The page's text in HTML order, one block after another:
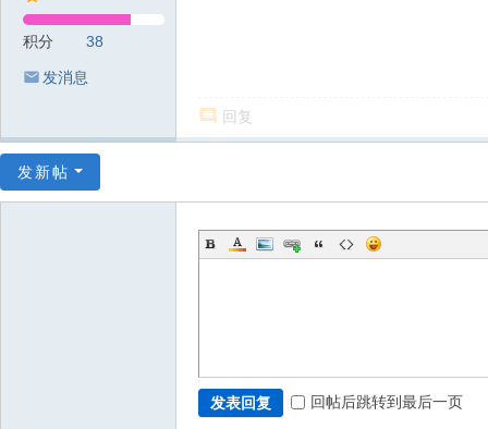
积分 38
发消息
回复
发新帖
发表回复 回帖后跳转到最后一页